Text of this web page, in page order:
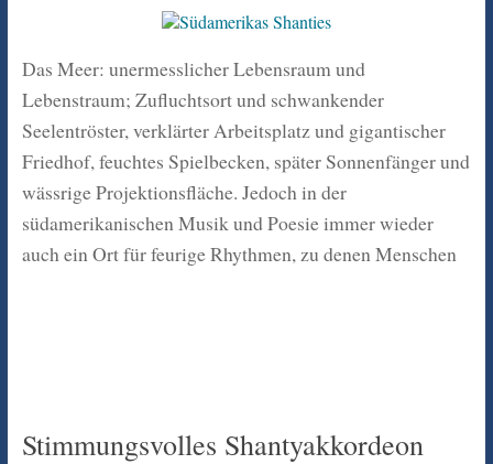
Das Meer: unermesslicher Lebensraum und
Lebenstraum; Zufluchtsort und schwankender
Seelentröster, verklärter Arbeitsplatz und gigantischer
Friedhof, feuchtes Spielbecken, später Sonnenfänger und
wässrige Projektionsfläche. Jedoch in der
südamerikanischen Musik und Poesie immer wieder
auch ein Ort für feurige Rhythmen, zu denen Menschen
Stimmungsvolles Shantyakkordeon